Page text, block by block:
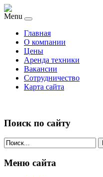
Menu
Главная
О компании
Цены
Аренда техники
Вакансии
Сотрудничество
Карта сайта
Поиск по сайту
Меню сайта